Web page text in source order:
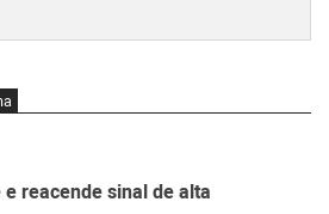
reacende sinal de alta